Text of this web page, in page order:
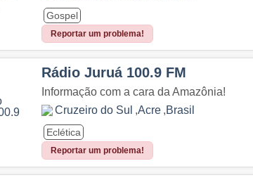
Gospel
Reportar um problema!
Rádio Juruá 100.9 FM
Informação com a cara da Amazônia!
Cruzeiro do Sul ,Acre ,Brasil
Eclética
Reportar um problema!